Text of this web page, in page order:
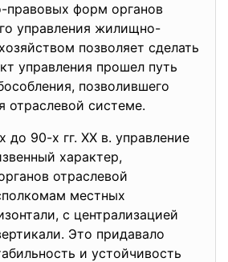
правовых форм органов
управления жилищно-
позволяет сделать
управления прошел путь
позволившего
отраслевой системе.
90-х гг. XX в. управление
характер,
отраслевой
местных
с централизацией
Это придавало
и устойчивость